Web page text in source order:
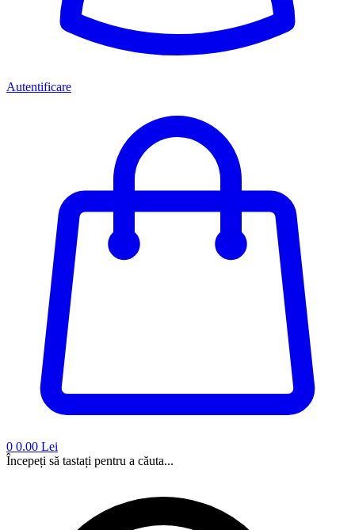
Autentificare
0 0.00 Lei
Începeți să tastați pentru a căuta...